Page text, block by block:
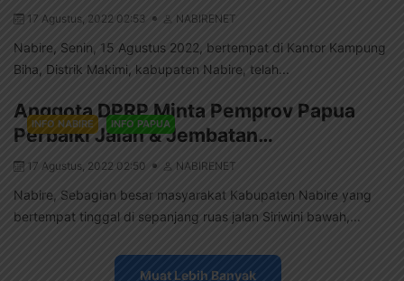
17 Agustus, 2022 02:53 NABIRENET
Nabire, Senin, 15 Agustus 2022, bertempat di Kantor Kampung
Biha, Distrik Makimi, kabupaten Nabire, telah...
INFO NABIRE INFO PAPUA
Anggota DPRP Minta Pemprov Papua
Perbaiki Jalan & Jembatan…
17 Agustus, 2022 02:50 NABIRENET
Nabire, Sebagian besar masyarakat Kabupaten Nabire yang
bertempat tinggal di sepanjang ruas jalan Siriwini bawah,...
Muat Lebih Banyak